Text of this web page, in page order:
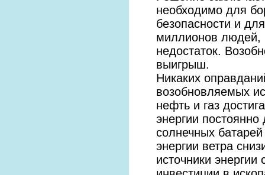
необходимо для
безопасности и
миллионов людей,
недостаток.
выигрыш.
Никаких
возобновляемых
нефть и газ
энергии
солнечных
энергии ветра
источники